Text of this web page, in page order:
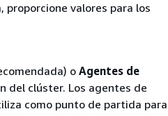
proporcione valores para los
o Agentes de
del clúster. Los agentes de
como punto de partida para